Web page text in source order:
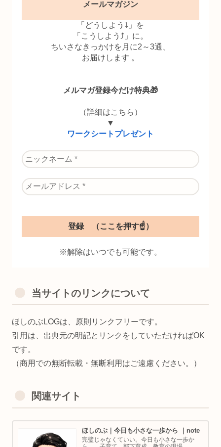
メールマガジン
「どうしよう⤵」を
「こうしよう⤴」に。
ちいさなきっかけを月に2～3通、
お届けします 。
メルマガ登録今だけ特典🎁
（詳細はこちら）
▼
ワークシートプレゼント
※解除はいつでも可能です。
当サイトのリンクについて
ほしのぶLOGは、原則リンクフリーです。
引用は、出典元の明記とリンクをしていただければOK
です。
（商用での無断転載・無断利用はご遠慮ください。）
関連サイト
ほしのぶ｜今日も小さな一歩から ｜note
完璧じゃなくていい。今日も小さな一歩か